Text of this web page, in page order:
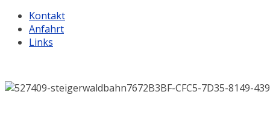
Kontakt
Anfahrt
Links